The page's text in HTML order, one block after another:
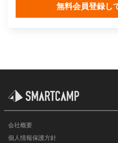
無料会員登録し
会社概要
個人情報保護方針